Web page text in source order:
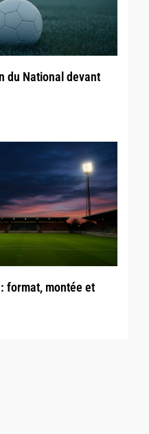
du National devant
format, montée et